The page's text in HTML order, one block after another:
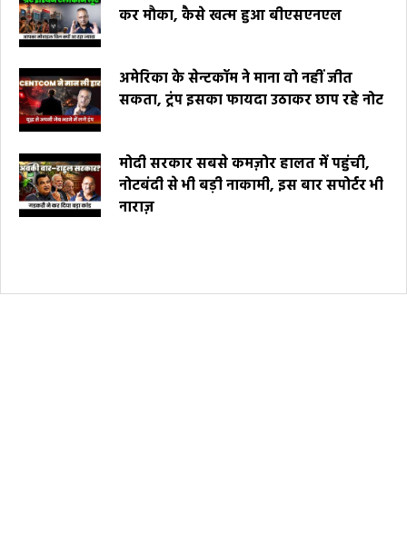
कर मौका, कैसे खत्म हुआ बीएसएनएल
अमेरिका के सेन्टकॉम ने माना वो नहीं जीत
सकता, ट्रंप इसका फायदा उठाकर छाप रहे नोट
मोदी सरकार सबसे कमज़ोर हालत में पहुंची,
नोटबंदी से भी बड़ी नाकामी, इस बार सपोर्टर भी
नाराज़